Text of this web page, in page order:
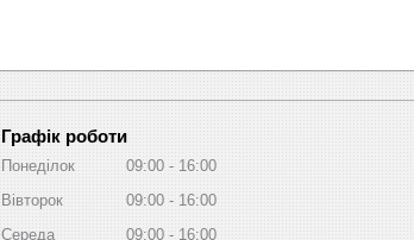
Графік роботи
Понеділок 09:00
16:00
Вівторок
09:00
16:00
Середа
09:00 16:00